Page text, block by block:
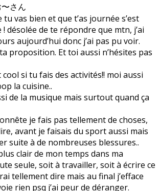
さん
tu vas bien et que t’as journée s’est
! désolée de te répondre que mtn, j’ai
aujourd’hui donc j’ai pas pu voir.
proposition. Et toi aussi n’hésites pas
cool si tu fais des activités!! moi aussi
la cuisine..
de la musique mais surtout quand ça
je fais pas tellement de choses,
avant je faisais du sport aussi mais
suite à de nombreuses blessures..
clair de mon temps dans ma
seule, soit à travailler, soit à écrire ce
tellement dire mais au final j’efface
rien psq j’ai peur de déranger.